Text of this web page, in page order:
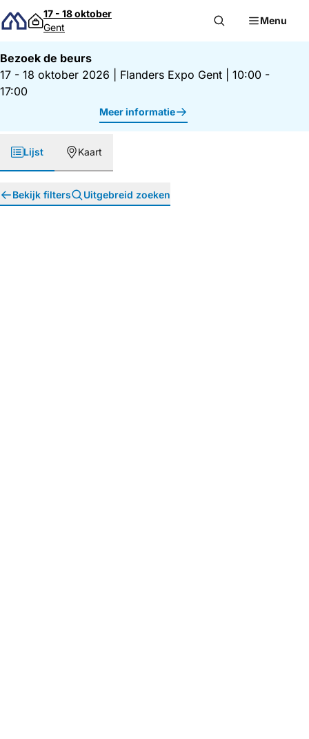
Direct naar inhoud
17 - 18 oktober
Gent
Menu
Bezoek de beurs
17 - 18 oktober 2026
Flanders Expo Gent
10:00 -
17:00
Meer informatie
Lijst Kaart
Bekijk filters Uitgebreid zoeken